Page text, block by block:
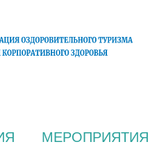
МЕРОПРИЯТИЯ